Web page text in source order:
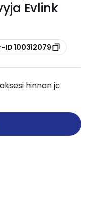
Evlink
ID 100312079
hinnan ja